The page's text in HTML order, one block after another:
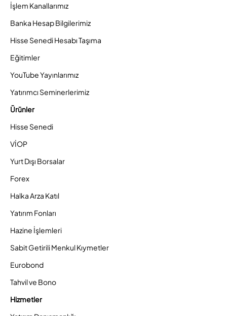
İşlem Kanallarımız
Banka Hesap Bilgilerimiz
Hisse Senedi Hesabı Taşıma
Eğitimler
YouTube Yayınlarımız
Yatırımcı Seminerlerimiz
Ürünler
Hisse Senedi
VİOP
Yurt Dışı Borsalar
Forex
Halka Arza Katıl
Yatırım Fonları
Hazine İşlemleri
Sabit Getirili Menkul Kıymetler
Eurobond
Tahvil ve Bono
Hizmetler